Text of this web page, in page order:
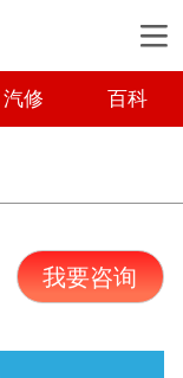
汽修 百科
我要咨询